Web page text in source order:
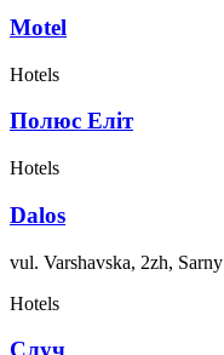
Motel
Hotels
Полюс Еліт
Hotels
Dalos
vul. Varshavska, 2zh, Sarny
Hotels
Случ